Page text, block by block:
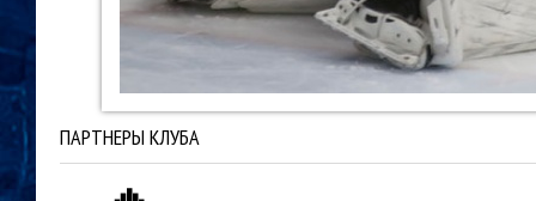
ПАРТНЕРЫ КЛУБА